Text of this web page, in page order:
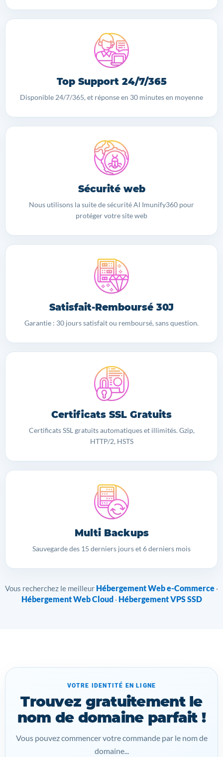
Top Support 24/7/365
Disponible 24/7/365, et réponse en 30 minutes en moyenne
Sécurité web
Nous utilisons la suite de sécurité AI Imunify360 pour
protéger votre site web
Satisfait-Remboursé 30J
Garantie : 30 jours satisfait ou remboursé, sans question.
Certificats SSL Gratuits
Certificats SSL gratuits automatiques et illimités. Gzip,
HTTP/2, HSTS
Multi Backups
Sauvegarde des 15 derniers jours et 6 derniers mois
Vous recherchez le meilleur Hébergement Web e-Commerce ·
Hébergement Web Cloud · Hébergement VPS SSD
VOTRE IDENTITÉ EN LIGNE
Trouvez gratuitement le
nom de domaine parfait !
Vous pouvez commencer votre commande par le nom de
domaine...